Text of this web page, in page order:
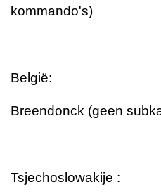
kommando's)
België:
Breendonck (geen
Tsjechoslowakije :